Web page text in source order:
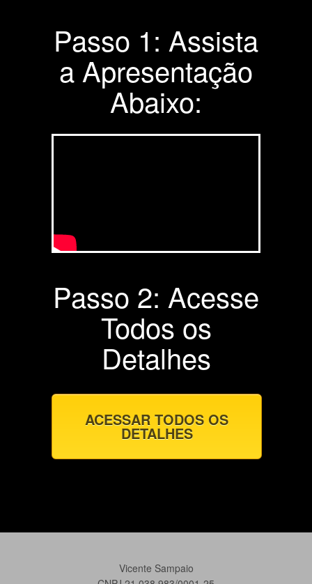
Passo 1: Assista
a Apresentação
Abaixo:
Passo 2: Acesse
Todos os
Detalhes
ACESSAR TODOS OS
DETALHES
Vicente Sampaio